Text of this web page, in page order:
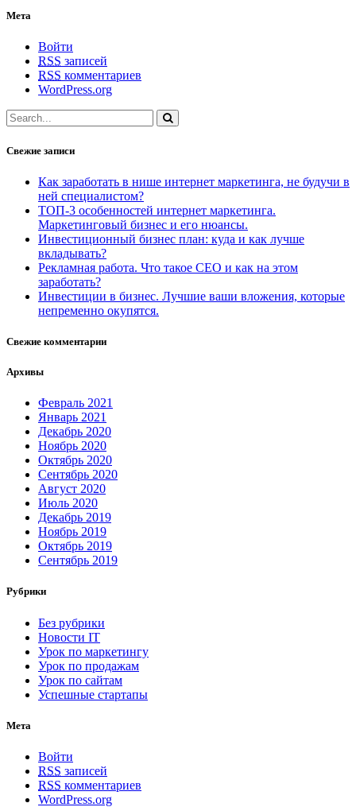
Мета
Войти
RSS записей
RSS комментариев
WordPress.org
Свежие записи
Как заработать в нише интернет маркетинга, не будучи в
ней специалистом?
ТОП-3 особенностей интернет маркетинга.
Маркетинговый бизнес и его нюансы.
Инвестиционный бизнес план: куда и как лучше
вкладывать?
Рекламная работа. Что такое СЕО и как на этом
заработать?
Инвестиции в бизнес. Лучшие ваши вложения, которые
непременно окупятся.
Свежие комментарии
Архивы
Февраль 2021
Январь 2021
Декабрь 2020
Ноябрь 2020
Октябрь 2020
Сентябрь 2020
Август 2020
Июль 2020
Декабрь 2019
Ноябрь 2019
Октябрь 2019
Сентябрь 2019
Рубрики
Без рубрики
Новости IT
Урок по маркетингу
Урок по продажам
Урок по сайтам
Успешные стартапы
Мета
Войти
RSS записей
RSS комментариев
WordPress.org